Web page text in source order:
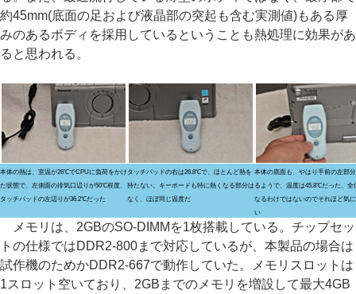
約45mm(底面の足および液晶部の突起も含む実測値)もある厚
みのあるボディを採用しているということも熱処理に効果があ
ると思われる。
本体の熱は、室温が26℃でCPUに負荷をかけ
た状態で、左側面の排気口辺りが50℃程度、
タッチパッドの左辺りが36.2℃だった
タッチパッドの右は26.8℃で、ほとんど熱を
持たない。キーボードも特に熱くなる部分は
なく、ほぼ同じ温度だ
本体の底面も、やはり手前の左部
るようで、温度は45.8℃だった。全
なるわけではないのでそれほど気
い
メモリは、2GBのSO-DIMMを1枚搭載している。チップセッ
トの仕様ではDDR2-800まで対応しているが、本製品の場合は
試作機のためかDDR2-667で動作していた。メモリスロットは
1スロット空いており、2GBまでのメモリを増設して最大4GB